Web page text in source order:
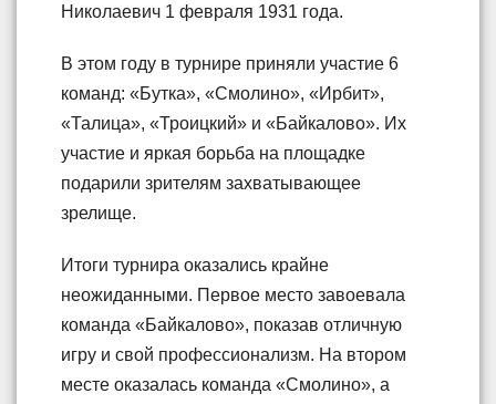
Николаевич 1 февраля 1931 года.
В этом году в турнире приняли участие 6
команд: «Бутка», «Смолино», «Ирбит»,
«Талица», «Троицкий» и «Байкалово». Их
участие и яркая борьба на площадке
подарили зрителям захватывающее
зрелище.
Итоги турнира оказались крайне
неожиданными. Первое место завоевала
команда «Байкалово», показав отличную
игру и свой профессионализм. На втором
месте оказалась команда «Смолино», а